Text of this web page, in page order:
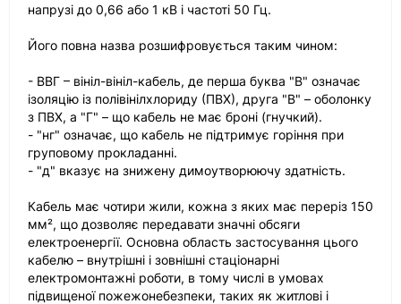
напрузі до 0,66 або 1 кВ і частоті 50 Гц.
Його повна назва розшифровується таким чином:
- ВВГ – вініл-вініл-кабель, де перша буква "В" означає
ізоляцію із полівінілхлориду (ПВХ), друга "В" – оболонку
з ПВХ, а "Г" – що кабель не має броні (гнучкий).
- "нг" означає, що кабель не підтримує горіння при
груповому прокладанні.
- "д" вказує на знижену димоутворюючу здатність.
Кабель має чотири жили, кожна з яких має переріз 150
мм², що дозволяє передавати значні обсяги
електроенергії. Основна область застосування цього
кабелю – внутрішні і зовнішні стаціонарні
електромонтажні роботи, в тому числі в умовах
підвищеної пожежонебезпеки, таких як житлові і